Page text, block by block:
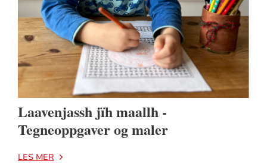
Laavenjassh jïh maallh -
Tegneoppgaver og maler
LES MER